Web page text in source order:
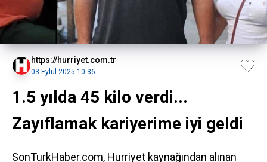
https://hurriyet.com.tr
03 Eylül 2025 10:36
1.5 yılda 45 kilo verdi...
Zayıflamak kariyerime iyi geldi
SonTurkHaber.com, Hurriyet kaynağından alınan